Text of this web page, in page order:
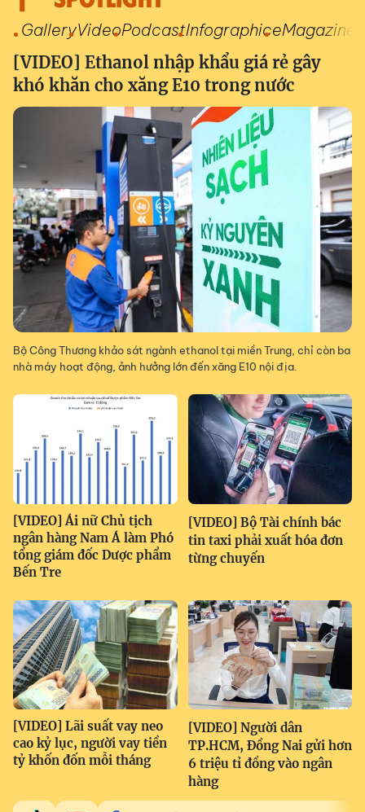
GalleryVideoPodcastInfographiceMagazine
[VIDEO] Ethanol nhập khẩu giá rẻ gây
khó khăn cho xăng E10 trong nước
Bộ Công Thương khảo sát ngành ethanol tại miền Trung, chỉ còn ba
nhà máy hoạt động, ảnh hưởng lớn đến xăng E10 nội địa.
[VIDEO] Ái nữ Chủ tịch
ngân hàng Nam Á làm Phó
tổng giám đốc Dược phẩm
Bến Tre
[VIDEO] Bộ Tài chính bác
tin taxi phải xuất hóa đơn
từng chuyến
[VIDEO] Lãi suất vay neo
cao kỷ lục, người vay tiền
tỷ khốn đốn mỗi tháng
[VIDEO] Người dân
TP.HCM, Đồng Nai gửi hơn
6 triệu tỉ đồng vào ngân
hàng